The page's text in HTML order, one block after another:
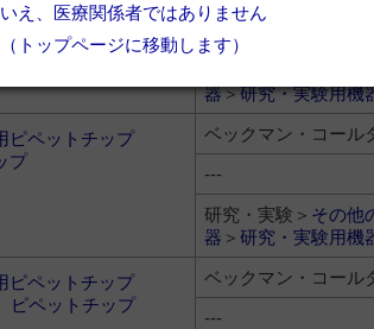
ペットチップ
器＞研究・実験用機
ピペットチップ
プ
ベックマン・コール
---
研究・実験＞ その他
器 ＞ 研究・実験用機
ピペットチップ
ペットチップ
ベックマン・コール
---
え、医療関係者ではありません
（トップページに移動します）